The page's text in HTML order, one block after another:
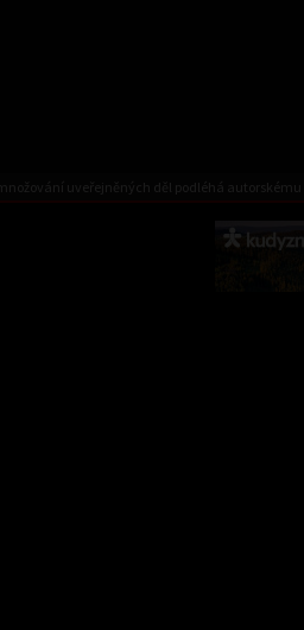
uveřejněných děl podléhá autorskému